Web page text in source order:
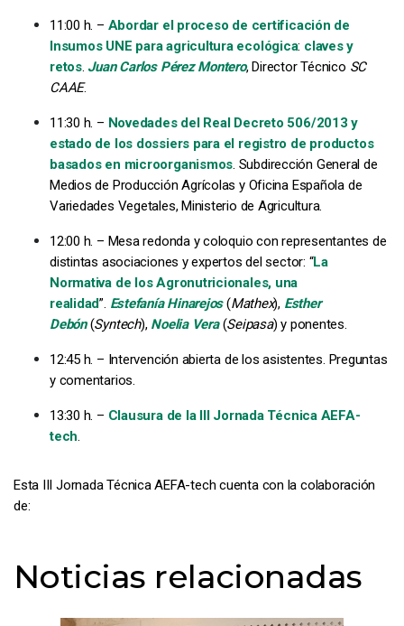
11:00 h. – Abordar el proceso de certificación de
Insumos UNE para agricultura ecológica: claves y
retos. Juan Carlos Pérez Montero, Director Técnico SC
CAAE.
11:30 h. – Novedades del Real Decreto 506/2013 y
estado de los dossiers para el registro de productos
basados en microorganismos. Subdirección General de
Medios de Producción Agrícolas y Oficina Española de
Variedades Vegetales, Ministerio de Agricultura.
12:00 h. – Mesa redonda y coloquio con representantes de
distintas asociaciones y expertos del sector: “La
Normativa de los Agronutricionales, una
realidad”. Estefanía Hinarejos(Mathex), Esther
Debón(Syntech), Noelia Vera(Seipasa) y ponentes.
12:45 h. – Intervención abierta de los asistentes. Preguntas
y comentarios.
13:30 h. – Clausura de la III Jornada Técnica AEFA-
tech.
Esta III Jornada Técnica AEFA-tech cuenta con la colaboración
de:
Noticias relacionadas